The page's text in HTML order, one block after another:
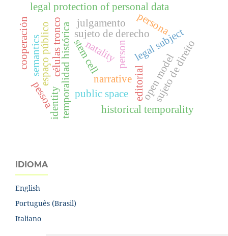
editorialopen model
person legal subject
historical temporality
persona
sujeto de derecho
temporalidad histórica
legal protection of personal data
stem cell
células tronco sujeto de direito
narrative
public space
natality
espaço público julgamento
pessoaidentity
semantics
cooperación
IDIOMA
English
Português (Brasil)
Italiano